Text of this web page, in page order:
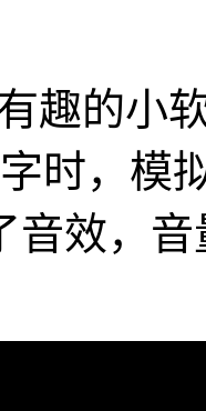
趣的小
时，模
音效，